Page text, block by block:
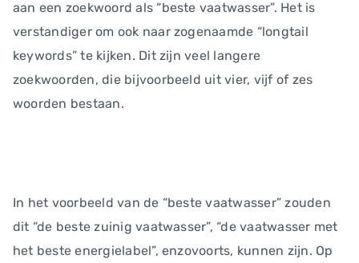
aan een zoekwoord als “beste vaatwasser”. Het is
verstandiger om ook naar zogenaamde “longtail
keywords” te kijken. Dit zijn veel langere
zoekwoorden, die bijvoorbeeld uit vier, vijf of zes
woorden bestaan.
In het voorbeeld van de “beste vaatwasser” zouden
dit “de beste zuinig vaatwasser”, “de vaatwasser met
het beste energielabel”, enzovoorts, kunnen zijn. Op